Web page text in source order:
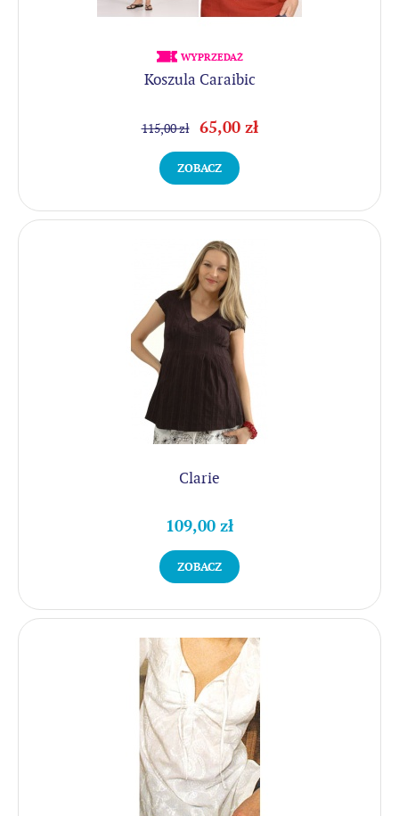
WYPRZEDAŻ
Koszula Caraibic
115,00 zł 65,00 zł
ZOBACZ
Clarie
109,00 zł
ZOBACZ